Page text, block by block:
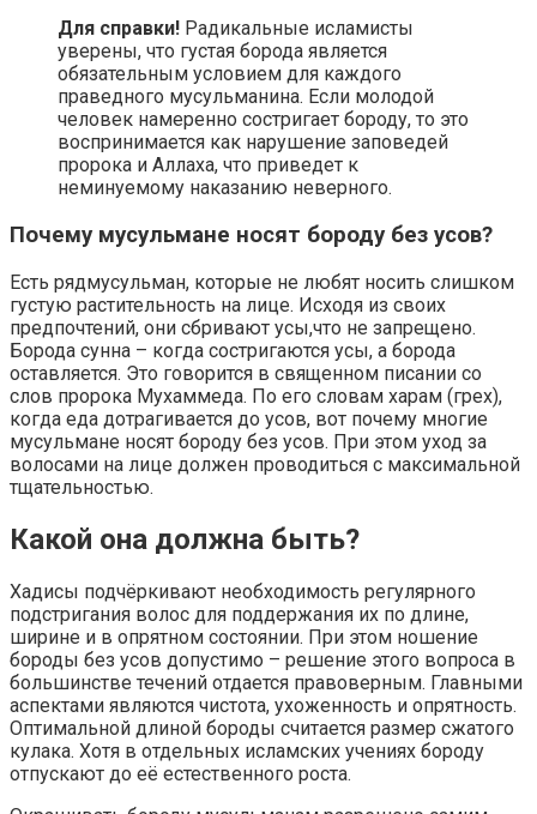
Для справки! Радикальные исламисты
уверены, что густая борода является
обязательным условием для каждого
праведного мусульманина. Если молодой
человек намеренно состригает бороду, то это
воспринимается как нарушение заповедей
пророка и Аллаха, что приведет к
неминуемому наказанию неверного.
Почему мусульмане носят бороду без усов?
Есть рядмусульман, которые не любят носить слишком
густую растительность на лице. Исходя из своих
предпочтений, они сбривают усы,что не запрещено.
Борода сунна – когда состригаются усы, а борода
оставляется. Это говорится в священном писании со
слов пророка Мухаммеда. По его словам харам (грех),
когда еда дотрагивается до усов, вот почему многие
мусульмане носят бороду без усов. При этом уход за
волосами на лице должен проводиться с максимальной
тщательностью.
Какой она должна быть?
Хадисы подчёркивают необходимость регулярного
подстригания волос для поддержания их по длине,
ширине и в опрятном состоянии. При этом ношение
бороды без усов допустимо – решение этого вопроса в
большинстве течений отдается правоверным. Главными
аспектами являются чистота, ухоженность и опрятность.
Оптимальной длиной бороды считается размер сжатого
кулака. Хотя в отдельных исламских учениях бороду
отпускают до её естественного роста.